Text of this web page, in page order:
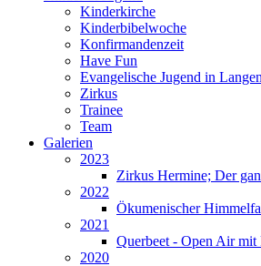
Kinderkirche
Kinderbibelwoche
Konfirmandenzeit
Have Fun
Evangelische Jugend in
Zirkus
Trainee
Team
Galerien
2023
Zirkus Hermine; Der
2022
Ökumenischer
2021
Querbeet - Open Air mit
2020